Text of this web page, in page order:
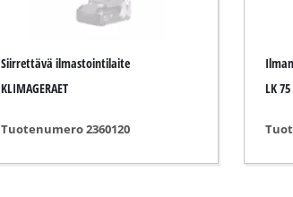
Siirrettävä ilmastointilaite
KLIMAGERAET
Tuotenumero 2360120
LK 75